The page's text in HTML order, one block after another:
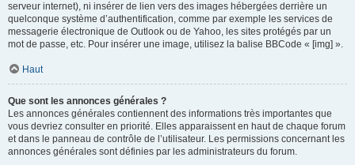
serveur internet), ni insérer de lien vers des images hébergées derrière un
quelconque système d’authentification, comme par exemple les services de
messagerie électronique de Outlook ou de Yahoo, les sites protégés par un
mot de passe, etc. Pour insérer une image, utilisez la balise BBCode « [img] ».
Haut
Que sont les annonces générales ?
Les annonces générales contiennent des informations très importantes que
vous devriez consulter en priorité. Elles apparaissent en haut de chaque forum
et dans le panneau de contrôle de l’utilisateur. Les permissions concernant les
annonces générales sont définies par les administrateurs du forum.